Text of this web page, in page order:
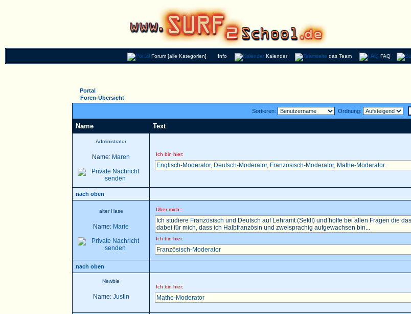
Forum [alle Kategorien] Info Kalender das Team FAQ
Portal
Foren-Übersicht
Sortieren: Ordnung:
Name Text
Administrator
Name: Maren Ich bin hier:
Englisch-Moderator, Deutsch-Moderator, Französisch-Moderator, Mathe-Moderator
nach oben
alter Hase
Name: Marie
Über mich::
Ich studiere Französisch und Deutsch auf Lehramt (SekII) und hoffe bei allen Fragen die
dabei für mich, dass ich Halbfranzösin und zweisprachig aufgewachsen bin...
Ich bin hier:
Französisch-Moderator
nach oben
Newbie
Name: Justin
Ich bin hier:
Mathe-Moderator